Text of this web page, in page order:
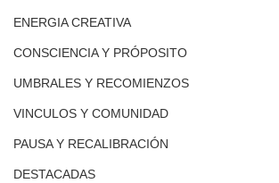
ENERGIA CREATIVA
CONSCIENCIA Y PRÓPOSITO
UMBRALES Y RECOMIENZOS
VINCULOS Y COMUNIDAD
PAUSA Y RECALIBRACIÓN
DESTACADAS